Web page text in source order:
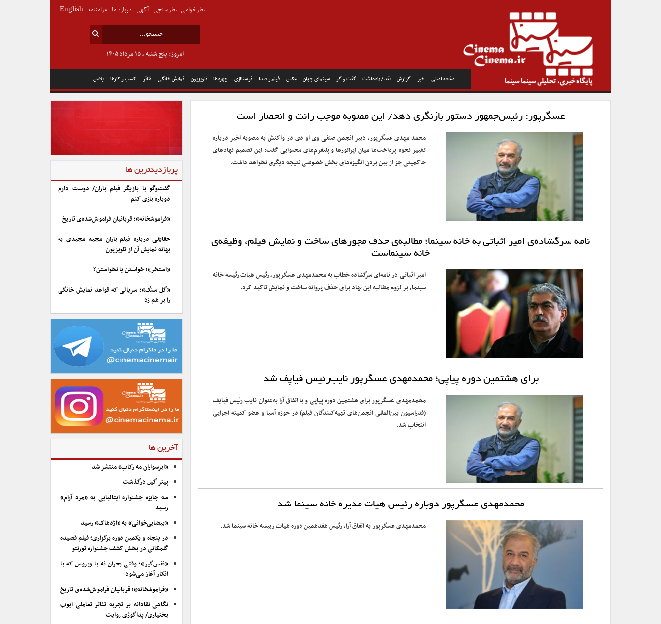
صفحه اصلی خبر گزارش نقد / یادداشت گفت و گو سینمای جهان عکس فیلم و صدا نوستالژی چهره ها تلویزیون نمایش خانگی تئاتر کسب و کارها پلاس
امروز: پنج شنبه , ۱۵ مرداد ۱۴۰۵
نظرخواهی نظرسنجی آگهی درباره ما مرامنامه English
عسگرپور: رئیس‌جمهور دستور بازنگری دهد/ این مصوبه موجب رانت و انحصار است
محمد مهدی عسگرپور، دبیر انجمن صنفی وی او دی‌ در واکنش به مصوبه اخیر درباره
تغییر نحوه پرداخت‌ها میان اپراتورها و پلتفرم‌های محتوایی گفت: این تصمیم نهادهای
حاکمیتی جز از بین بردن انگیزه‌های بخش خصوصی نتیجه دیگری نخواهد داشت.
نامه سرگشاده‌ی امیر اثباتی به خانه سینما؛ مطالبه‌ی حذف مجوزهای ساخت و نمایش فیلم، وظیفه‌ی
خانه سینماست
امیر اثباتی در نامه‌ای سرگشاده خطاب به محمدمهدی عسگرپور، رئیس هیات رئیسه خانه
سینما، بر لزوم مطالبه این نهاد برای حذف پروانه ساخت و نمایش تاکید کرد.
برای هشتمین دوره پیاپی؛ محمدمهدی عسگرپور نایب‌رئیس فیاپف شد
محمدمهدی عسگرپور برای هشتمین دوره پیاپی و با اتفاق آرا به‌عنوان نایب رئیس فیایف
(فدراسیون بین‌المللی انجمن‌های تهیه‌کنندگان فیلم) در حوزه آسیا و عضو کمیته اجرایی
انتخاب شد.
محمدمهدی عسگرپور دوباره رئیس هیات مدیره خانه سینما شد
محمدمهدی عسگرپور به اتفاق آرا، رئیس هفدهمین دوره هیات رییسه خانه سینما شد.
پربازدیدترین ها
گفت‌وگو با بازیگر فیلم باران/ دوست دارم
دوباره بازی کنم
«فراموشخانه»؛ قربانیان فراموش‌شده‌ی تاریخ
حقایقی درباره فیلم باران مجید مجیدی به
بهانه نمایش آن از تلویزیون
«استخر»؛ خواستن یا نخواستن؟
«گل سنگ»؛ سریالی که قواعد نمایش خانگی
را بر هم زد
آخرین ها
«ابرسواران مه رکاب» منتشر شد
پیتر گیل درگذشت
سه جایزه جشنواره ایتالیایی به «مرد آرام»
رسید
«بیضایی‌خوانی» به «اژدهاک» رسید
در پنجاه و یکمین دوره برگزاری؛ فیلم قصیده
گلمکانی در بخش کشف جشنواره تورنتو
«نفس‌گیر»؛ وقتی بحران نه با ویروس که با
انکار آغاز می‌شود
«فراموشخانه»؛ قربانیان فراموش‌شده‌ی تاریخ
نگاهی نقادانه بر تجربه تئاتر تعاملی ایوب
بختیاری/ پداگوژی روایت